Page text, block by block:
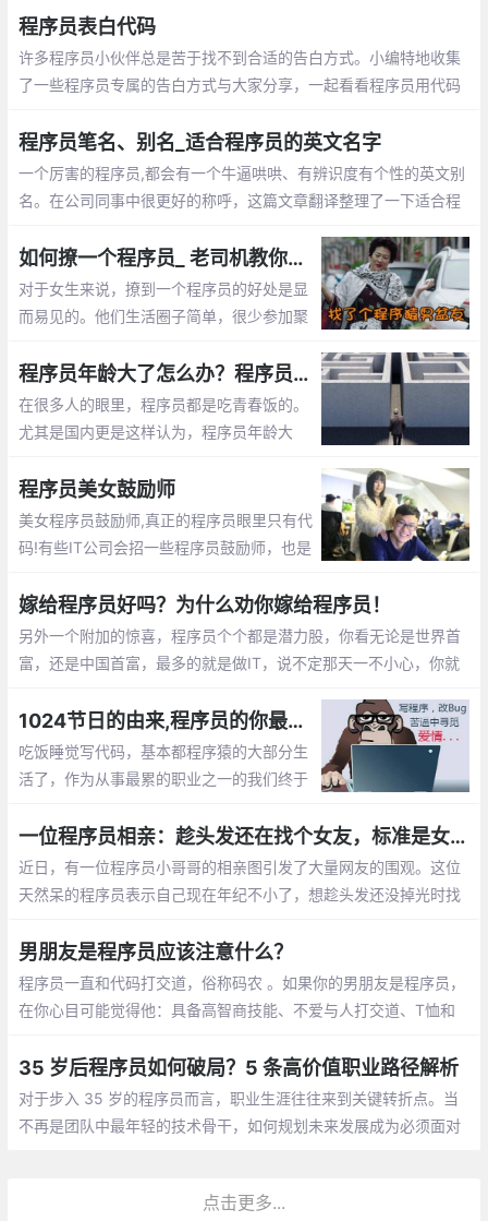
程序员表白代码
许多程序员小伙伴总是苦于找不到合适的告白方式。小编特地收集
了一些程序员专属的告白方式与大家分享，一起看看程序员用代码
程序员笔名、别名_适合程序员的英文名字
一个厉害的程序员,都会有一个牛逼哄哄、有辨识度有个性的英文别
名。在公司同事中很更好的称呼，这篇文章翻译整理了一下适合程
如何撩一个程序员_ 老司机教你怎么追程序员
对于女生来说，撩到一个程序员的好处是显
而易见的。他们生活圈子简单，很少参加聚
码的路上。这篇文章告诉你怎么撩程序员程序员年龄大了怎么办？程序员年龄大了的出路
在很多人的眼里，程序员都是吃青春饭的。
尤其是国内更是这样认为，程序员年龄大
担心以后的出路了。那么未来大龄程序员的
出路在哪呢？
程序员美女鼓励师
美女程序员鼓励师,真正的程序员眼里只有代
码!有些IT公司会招一些程序员鼓励师，也是
程序员鼓励师的作用，她们总是能激发程序
员们的肾上腺素分泌。
嫁给程序员好吗？为什么劝你嫁给程序员！
另外一个附加的惊喜，程序员个个都是潜力股，你看无论是世界首
富，还是中国首富，最多的就是做IT，说不定那天一不小心，你就
序员收入稳定，生活安逸，属于长期持有型成长股
1024节日的由来,程序员的你最想对自己说的是什么？【1024程序员节日】
吃饭睡觉写代码，基本都程序猿的大部分生
活了，作为从事最累的职业之一的我们终于
序员致敬，向自己致敬，向未来致敬。
一位程序员相亲：趁头发还在找个女友，标准是女孩就行
近日，有一位程序员小哥哥的相亲图引发了大量网友的围观。这位
天然呆的程序员表示自己现在年纪不小了，想趁头发还没掉光时找
男朋友是程序员应该注意什么？
程序员一直和代码打交道，俗称码农 。如果你的男朋友是程序员，
在你心目可能觉得他：具备高智商技能、不爱与人打交道、T恤和
相处呢，需要你应该注意什么呢？
35 岁后程序员如何破局？5 条高价值职业路径解析
对于步入 35 岁的程序员而言，职业生涯往往来到关键转折点。当
不再是团队中最年轻的技术骨干，如何规划未来发展成为必须面对
点击更多...